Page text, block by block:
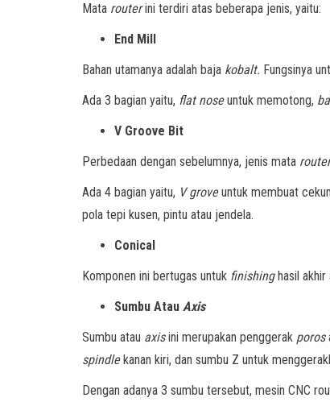
Mata routerini terdiri atas beberapa jenis, yaitu:
End Mill
Bahan utamanya adalah baja kobalt. Fungsinya
Ada 3 bagian yaitu, flat noseuntuk memotong,
V Groove Bit
Perbedaan dengan sebelumnya, jenis mata
Ada 4 bagian yaitu, V groveuntuk membuat
pola tepi kusen, pintu atau jendela.
Conical
Komponen ini bertugas untuk finishinghasil akhir
Sumbu Atau Axis
Sumbu atau axisini merupakan penggerak poros
spindlekanan kiri, dan sumbu Z untuk
Dengan adanya 3 sumbu tersebut, mesin CNC